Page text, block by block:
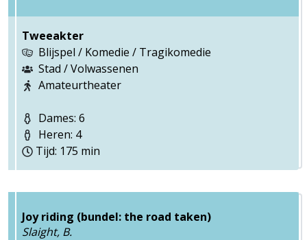
Tweeakter
Blijspel / Komedie / Tragikomedie
Stad / Volwassenen
Amateurtheater
Dames: 6
Heren: 4
Tijd: 175 min
Joy riding (bundel: the road taken)
Slaight, B.